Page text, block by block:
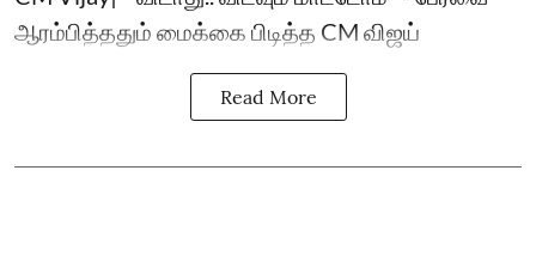
ஆரம்பித்ததும் மைக்கை பிடித்த CM விஜய்
Read More